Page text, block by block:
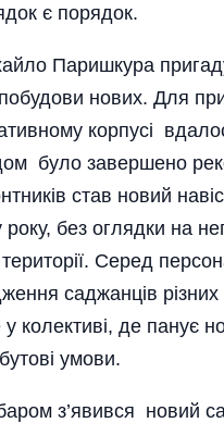
є порядок.
Паришкура
нових. Для
корпусі
було завершено
став новий
без оглядки на
Серед
саджанців різних
колективі, де панує
умови.
з’явився новий